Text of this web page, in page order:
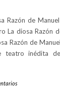
Razón de
La diosa Razón
Razón de
teatro inédita